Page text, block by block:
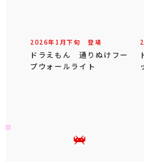
2026年 1 月下旬 登場
ドラえもん 通りぬけフー
プウォールライト